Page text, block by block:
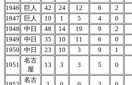
1946
巨人 42 24 12 6 2
1947
巨人 10 1 5 4 0
1948
中日 48 14 19 9 2
1949
中日 35 10 11 6 0
1950
中日 23 10 3 9 1
1951
名古
屋
13 3 3 5 0
名古